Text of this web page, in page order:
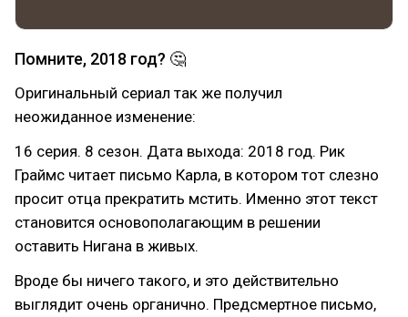
Помните, 2018 год? 🤔
Оригинальный сериал так же получил
неожиданное изменение:
16 серия. 8 сезон. Дата выхода: 2018 год. Рик
Граймс читает письмо Карла, в котором тот слезно
просит отца прекратить мстить. Именно этот текст
становится основополагающим в решении
оставить Нигана в живых.
Вроде бы ничего такого, и это действительно
выглядит очень органично. Предсмертное письмо,